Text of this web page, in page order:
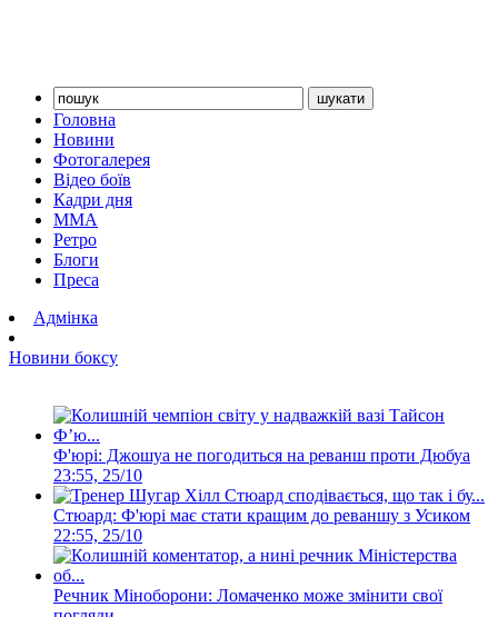
Головна
Новини
Фотогалерея
Відео боїв
Кадри дня
ММА
Ретро
Блоги
Преса
Адмінка
Новини боксу
Ф'юрі: Джошуа не погодиться на реванш проти Дюбуа
23:55, 25/10
Стюард: Ф'юрі має стати кращим до реваншу з Усиком
22:55, 25/10
Речник Міноборони: Ломаченко може змінити свої